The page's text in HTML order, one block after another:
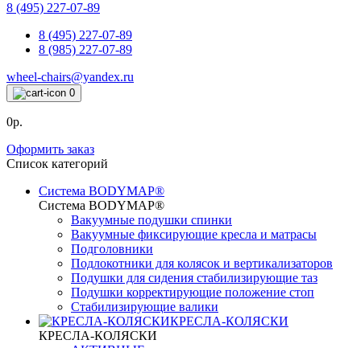
8 (495) 227-07-89
8 (495) 227-07-89
8 (985) 227-07-89
wheel-chairs@yandex.ru
0
0р.
Оформить заказ
Список категорий
Система BODYMAP®
Система BODYMAP®
Вакуумные подушки спинки
Вакуумные фиксирующие кресла и матрасы
Подголовники
Подлокотники для колясок и вертикализаторов
Подушки для сидения стабилизирующие таз
Подушки корректирующие положение стоп
Стабилизирующие валики
КРЕСЛА-КОЛЯСКИ
КРЕСЛА-КОЛЯСКИ